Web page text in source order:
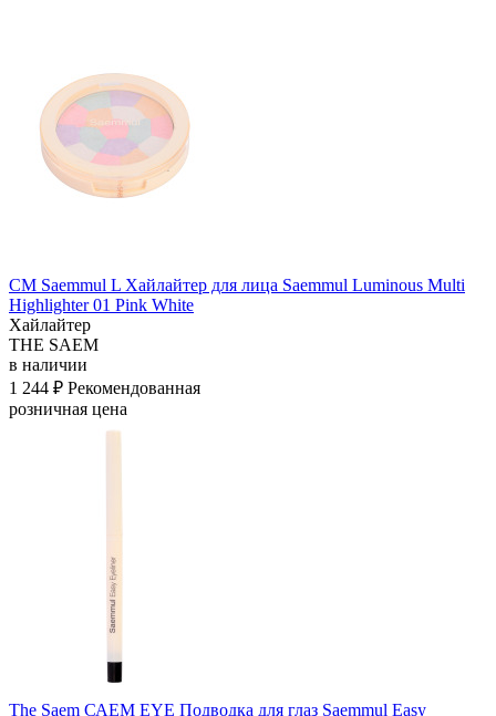
СМ Saemmul L Хайлайтер для лица Saemmul Luminous Multi
Highlighter 01 Pink White
Хайлайтер
THE SAEM
в наличии
1 244 ₽ Рекомендованная
розничная цена
The Saem САЕМ EYE Подводка для глаз Saemmul Easy